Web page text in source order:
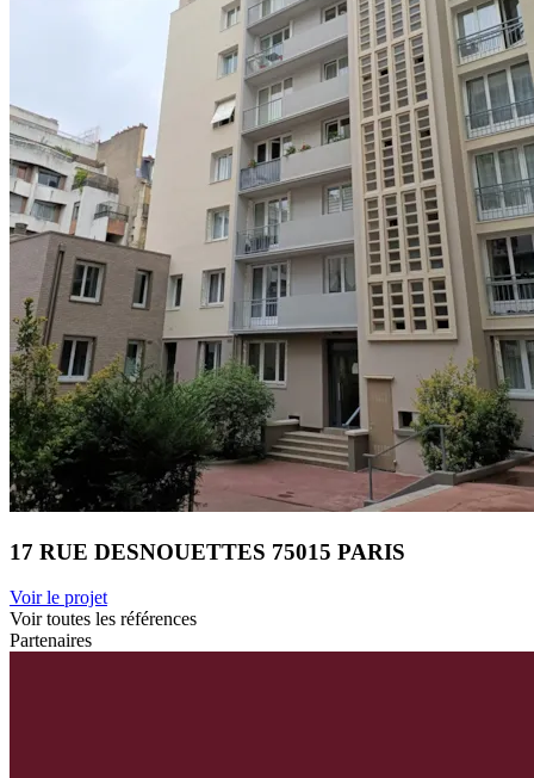
17 RUE DESNOUETTES 75015 PARIS
Voir le projet
Voir toutes les références
Partenaires